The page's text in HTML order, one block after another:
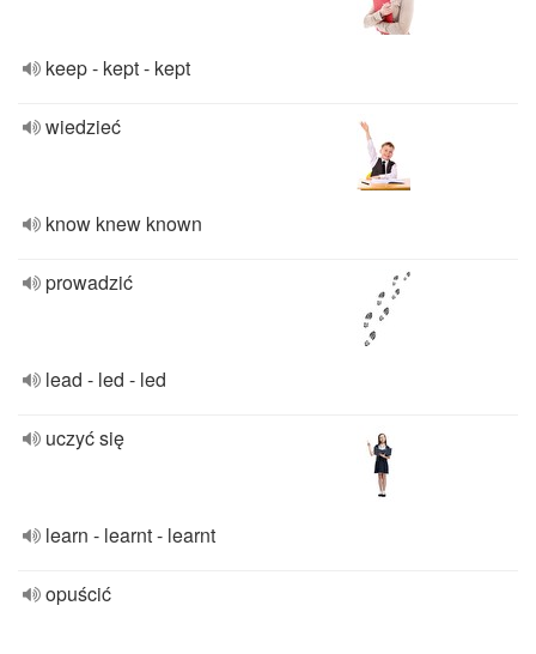
keep - kept - kept
wiedzieć
know knew known
prowadzić
lead - led - led
uczyć się
learn - learnt - learnt
opuścić